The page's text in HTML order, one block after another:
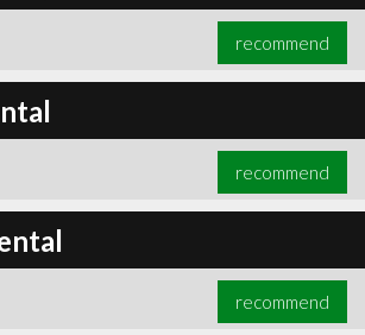
recommend
recommend
recommend